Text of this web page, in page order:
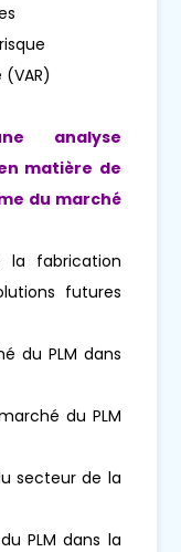
analyse
matière de
du marché
la fabrication
futures
du PLM dans
du PLM
secteur de la
PLM dans la